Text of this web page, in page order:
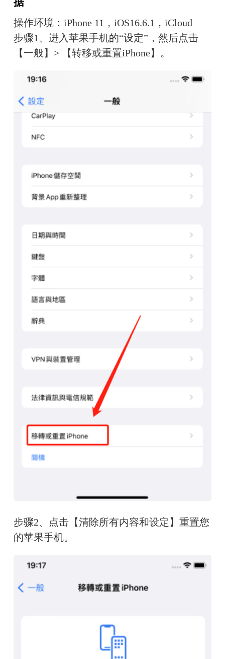
操作环境：iPhone 11，iOS16.6.1，iCloud
步骤1、进入苹果手机的“设定”，然后点击
【一般】> 【转移或重置iPhone】。
步骤2、点击【清除所有内容和设定】重置您
的苹果手机。